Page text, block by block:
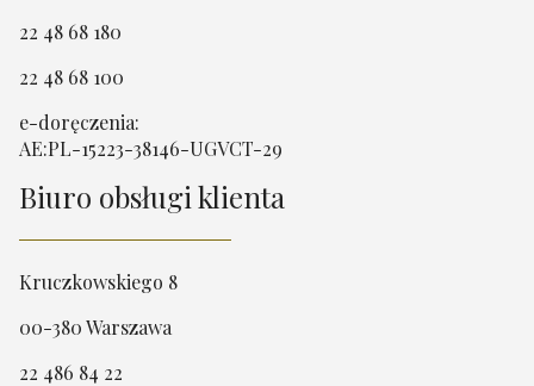
22 48 68 180
22 48 68 100
e-doręczenia:
AE:PL-15223-38146-UGVCT-29
Biuro obsługi klienta
Kruczkowskiego 8
00-380 Warszawa
22 486 84 22